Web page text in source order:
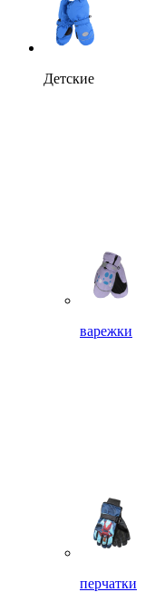
Детские
варежки
перчатки